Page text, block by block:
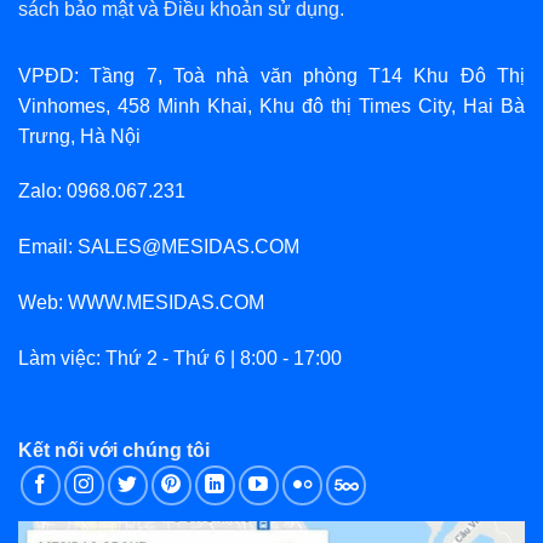
sách bảo mậtvà Điều khoản sử dụng.
VPĐD: Tầng 7, Toà nhà văn phòng T14 Khu Đô Thị
Vinhomes, 458 Minh Khai, Khu đô thị Times City, Hai Bà
Trưng, Hà Nội
Zalo: 0968.067.231
Email: SALES@MESIDAS.COM
Web: WWW.MESIDAS.COM
Làm việc: Thứ 2 - Thứ 6 | 8:00 - 17:00
Kết nối với chúng tôi